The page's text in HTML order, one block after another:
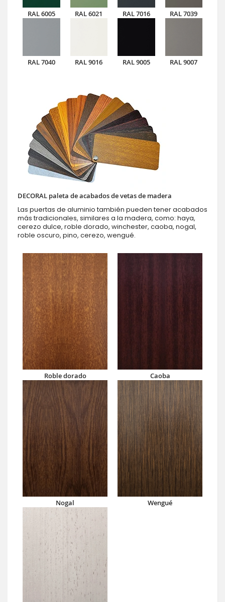
RAL 6005 RAL 6021 RAL 7016 RAL 7039
RAL 7040 RAL 9016 RAL 9005 RAL 9007
DECORAL paleta de acabados de vetas de madera
Las puertas de aluminio también pueden tener acabados
más tradicionales, similares a la madera, como: haya,
cerezo dulce, roble dorado, winchester, caoba, nogal,
roble oscuro, pino, cerezo, wengué.
Roble dorado Caoba
Nogal Wengué